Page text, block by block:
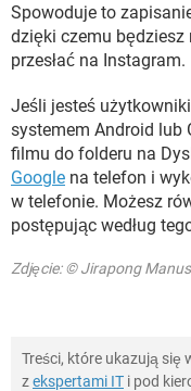
Spowoduje to
dzięki czemu będziesz
przesłać na Instagram.
Jeśli jesteś
systemem Android lub
filmu do folderu na
Google na telefon i
w telefonie. Możesz
postępując według
Zdjęcie: © Jirapong
Treści, które ukazują się
zekspertami IT i pod